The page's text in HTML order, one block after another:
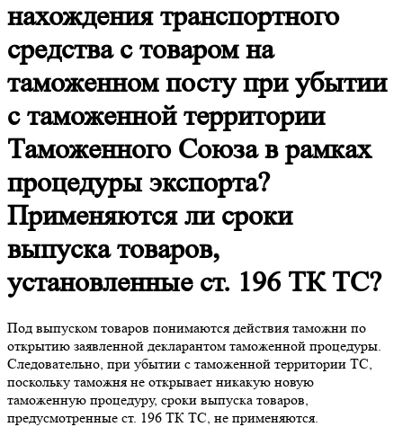
нахождения транспортного
средства с товаром на
таможенном посту при убытии
с таможенной территории
Таможенного Союза в рамках
процедуры экспорта?
Применяются ли сроки
выпуска товаров,
установленные ст. 196 ТК ТС?
Под выпуском товаров понимаются действия таможни по
открытию заявленной декларантом таможенной процедуры.
Следовательно, при убытии с таможенной территории ТС,
поскольку таможня не открывает никакую новую
таможенную процедуру, сроки выпуска товаров,
предусмотренные ст. 196 ТК ТС, не применяются.